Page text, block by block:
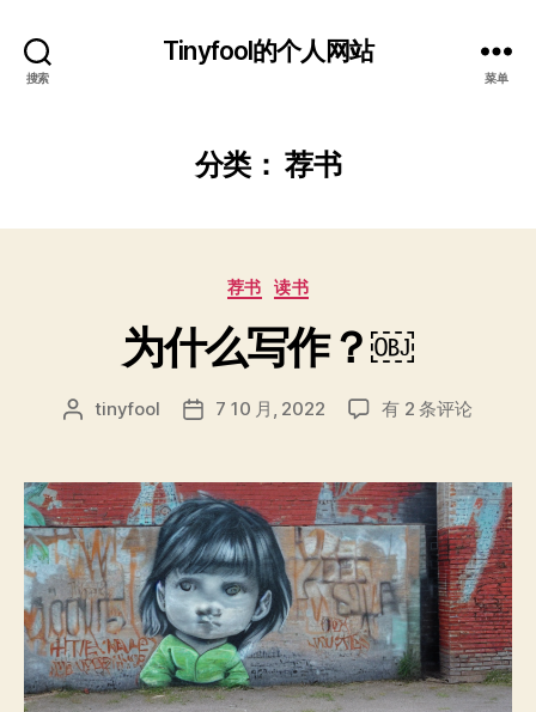
搜索
Tinyfool的个人网站
菜单
分类：荐书
分
荐书 读书
为什么写作？￼
文
者
tinyfool
发
期
7 10 月, 2022
为
写
作？
￼
有 2 条评论